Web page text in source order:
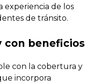
experiencia de los
de tránsito.
con beneficios
con la cobertura y
incorpora